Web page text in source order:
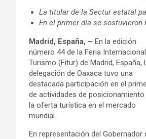
La titular de la Sectur estatal
En el primer día se
Madrid, España, – En la edición
número 44 de la Feria
Turismo (Fitur) de Madrid, España,
delegación de Oaxaca tuvo una
destacada participación en el
de actividades de posicionamiento
la oferta turística en el mercado
mundial.
En representación del Gobernador